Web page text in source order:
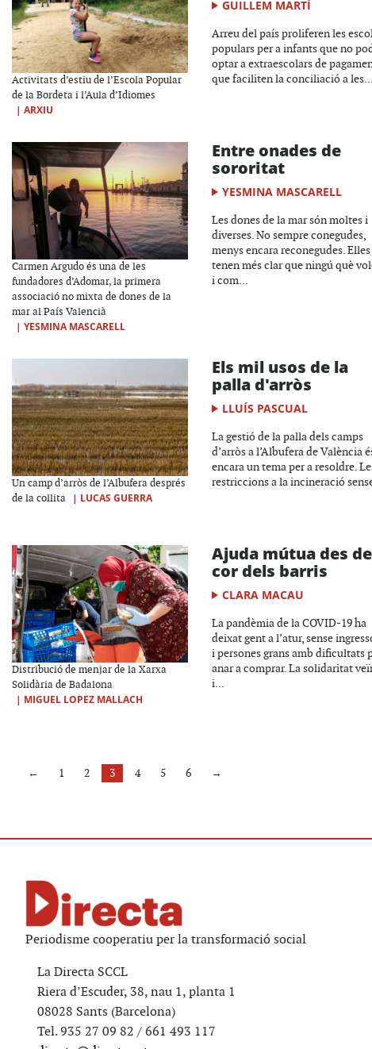
Activitats d’estiu de l’Escola Popular
de la Bordeta i l’Aula d’Idiomes
| ARXIU
GUILLEM MARTÍ
Arreu del país proliferen les
populars per a infants que no
optar a extraescolars de
que faciliten la conciliació a les...
Carmen Argudo és una de les
fundadores d’Adomar, la primera
associació no mixta de dones de la
mar al País Valencià
| YESMINA MASCARELL
Entre onades de
sororitat
YESMINA MASCARELL
Les dones de la mar són moltes i
diverses. No sempre conegudes,
menys encara reconegudes. Elles
tenen més clar que ningú què
i com...
Un camp d’arròs de l’Albufera després
de la collita
| LUCAS GUERRA
Els mil usos de la
palla d'arròs
LLUÍS PASCUAL
La gestió de la palla dels camps
d’arròs a l’Albufera de València
encara un tema per a resoldre.
restriccions a la incineració
Distribució de menjar de la Xarxa
Solidària de Badalona
| MIGUEL LOPEZ MALLACH
Ajuda mútua des
cor dels barris
CLARA MACAU
La pandèmia de la COVID-19 ha
deixat gent a l’atur, sense
i persones grans amb dificultats
anar a comprar. La solidaritat
i...
← 1 2 3 4 5 6 →
Periodisme cooperatiu per la transformació social
La Directa SCCL
Riera d’Escuder, 38, nau 1, planta 1
08028 Sants (Barcelona)
Tel. 935 27 09 82 / 661 493 117